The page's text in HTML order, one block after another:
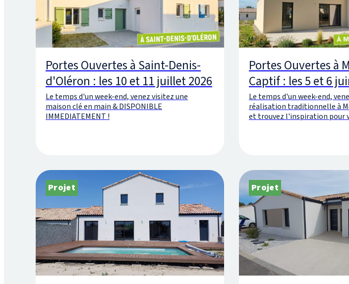
Portes Ouvertes à Saint-Denis-
d'Oléron : les 10 et 11 juillet 2026
Le temps d'un week-end, venez visitez une
maison clé en main & DISPONIBLE
IMMEDIATEMENT !
Portes Ouvertes à
Captif : les 5 et 6
Le temps d'un week-end,
réalisation traditionnelle à
et trouvez l'inspiration pour
Projet Projet